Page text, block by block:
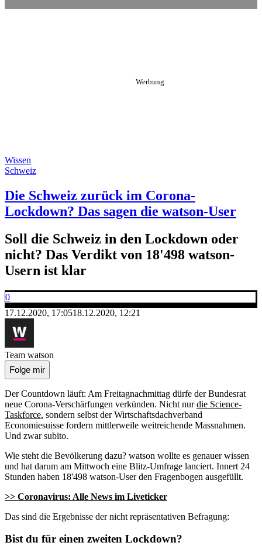
Wissen
Schweiz
Die Schweiz zurück im Corona-
Lockdown? Das sagen die watson-User
Soll die Schweiz in den Lockdown oder
nicht? Das Verdikt von 18'498 watson-
Usern ist klar
0
17.12.2020, 17:0518.12.2020, 12:21
Team watson
Folge mir
Der Countdown läuft: Am Freitagnachmittag dürfe der Bundesrat
neue Corona-Verschärfungen verkünden. Nicht nurdie Science-
Taskforce, sondern selbst der Wirtschaftsdachverband
Economiesuisse fordern mittlerweile weitreichende Massnahmen.
Und zwar subito.
Wie steht die Bevölkerung dazu? watson wollte es genauer wissen
und hat darum am Mittwoch eine Blitz-Umfrage lanciert. Innert 24
Stunden haben 18'498 watson-User den Fragenbogen ausgefüllt.
>> Coronavirus: Alle News im Liveticker
Das sind die Ergebnisse der nicht repräsentativen Befragung:
Bist du für einen zweiten Lockdown?